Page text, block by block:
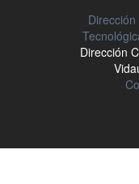
Dirección